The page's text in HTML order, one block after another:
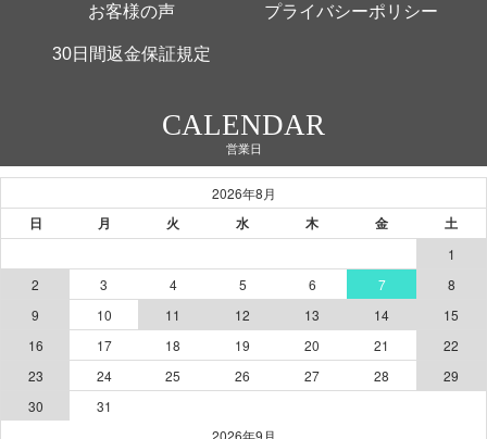
お客様の声 プライバシーポリシー
30日間返金保証規定
CALENDAR
営業日